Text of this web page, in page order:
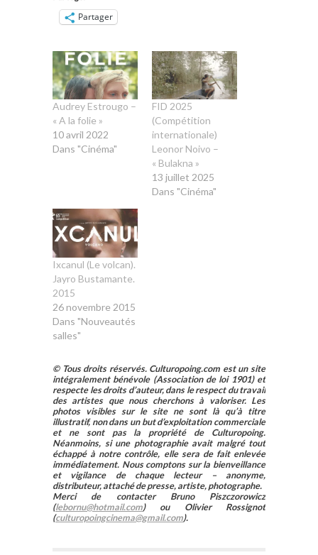
Partager
Audrey Estrougo –
« A la folie »
10 avril 2022
Dans "Cinéma"
FID 2025
(Compétition
internationale)
Leonor Noivo –
« Bulakna »
13 juillet 2025
Dans "Cinéma"
Ixcanul (Le volcan).
Jayro Bustamante.
2015
26 novembre 2015
Dans "Nouveautés
salles"
© Tous droits réservés. Culturopoing.com est un site
intégralement bénévole (Association de loi 1901) et
respecte les droits d’auteur, dans le respect du travail
des artistes que nous cherchons à valoriser. Les
photos visibles sur le site ne sont là qu’à titre
illustratif, non dans un but d’exploitation commerciale
et ne sont pas la propriété de Culturopoing.
Néanmoins, si une photographie avait malgré tout
échappé à notre contrôle, elle sera de fait enlevée
immédiatement. Nous comptons sur la bienveillance
et vigilance de chaque lecteur – anonyme,
distributeur, attaché de presse, artiste, photographe.
Merci de contacter Bruno Piszczorowicz
(lebornu@hotmail.com) ou Olivier Rossignot
(culturopoingcinema@gmail.com).